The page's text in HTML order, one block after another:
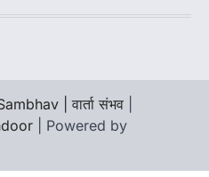
| वार्ता संभव
| Powered by